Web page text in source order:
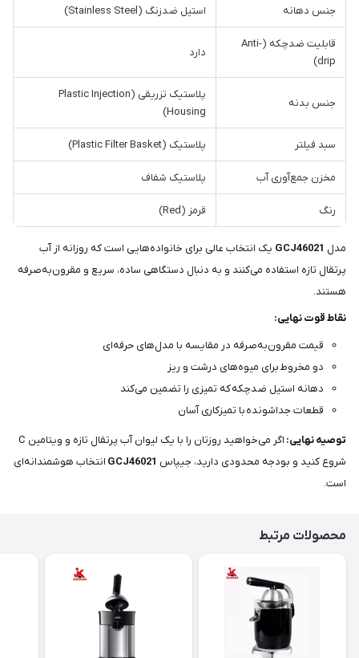
جنس دهانه استیل ضدزنگ (Stainless Steel)
قابلیت ضدچکه (Anti-
drip)
دارد
جنس بدنه
پلاستیک تزریقی (Plastic Injection
Housing)
سبد فیلتر پلاستیک (Plastic Filter Basket)
مخزن جمع‌آوری آب پلاستیک شفاف
رنگ قرمز (Red)
مدل GCJ46021 یک انتخاب عالی برای خانواده‌هایی است که روزانه از آب
پرتقال تازه استفاده می‌کنند و به دنبال دستگاهی ساده، سریع و مقرون‌به‌صرفه
هستند.
نقاط قوت نهایی:
قیمت مقرون‌به‌صرفه در مقایسه با مدل‌های حرفه‌ای
دو مخروط برای میوه‌های درشت و ریز
دهانه استیل ضدچکه که تمیزی را تضمین می‌کند
قطعات جداشونده با تمیزکاری آسان
توصیه نهایی:
اگر می‌خواهید روزتان را با یک لیوان آب پرتقال تازه و ویتامین C
شروع کنید و بودجه محدودی دارید، جیپاس GCJ46021 انتخاب هوشمندانه‌ای
است.
محصولات مرتبط